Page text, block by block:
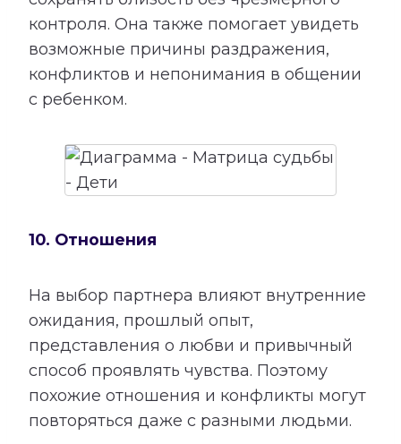
контроля. Она также помогает увидеть
возможные причины раздражения,
конфликтов и непонимания в общении
с ребенком.
10. Отношения
На выбор партнера влияют внутренние
ожидания, прошлый опыт,
представления о любви и привычный
способ проявлять чувства. Поэтому
похожие отношения и конфликты могут
повторяться даже с разными людьми.